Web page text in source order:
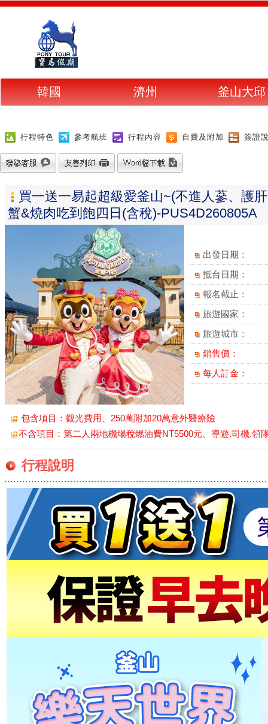
韓國 濟州 釜山大邱
行程特色 參考航班 行程內容 自費及附加 簽證
買一送一易起超級愛釜山~(不進人蔘、護
蟹&燒肉吃到飽四日(含稅)-PUS4D260805A
出發日期：
抵台日期：
報名截止：
旅遊國家：
旅遊城市：
銷售價：
每人訂金：
包含項目：觀光費用、250萬附加20萬意外醫療險
不含項目：第二人兩地機場稅燃油費NT5500元、導遊.司機.領
行程說明